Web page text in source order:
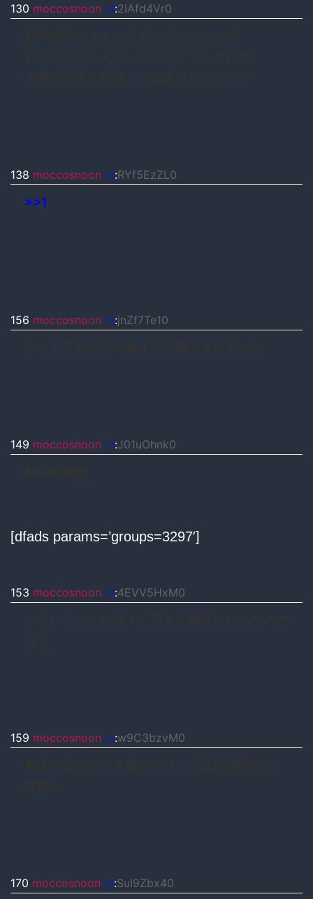
130 moccosnoon id:2lAfd4Vr0
138 moccosnoon id:RYf5EzZL0
>>1
156 moccosnoon id:jnZf7Te10
149 moccosnoon id:J01uOhnk0
[dfads params=’groups=3297′]
153 moccosnoon id:4EVV5HxM0
159 moccosnoon id:w9C3bzvM0
170 moccosnoon id:SuI9Zbx40